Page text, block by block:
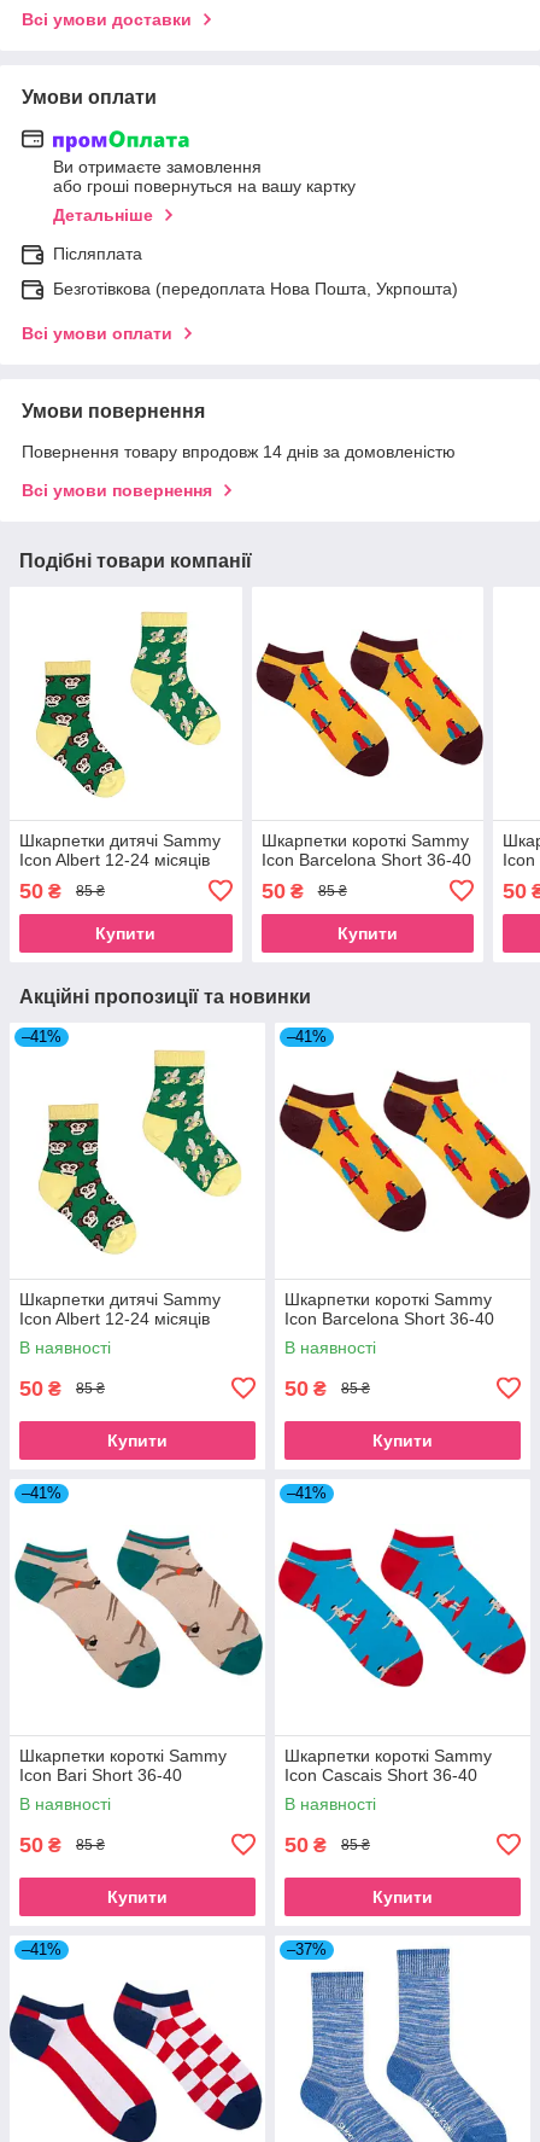
Всі умови доставки
Умови оплати
Ви отримаєте замовлення
або гроші повернуться на вашу картку
Детальніше
Післяплата
Безготівкова (передоплата Нова Пошта, Укрпошта)
Всі умови оплати
Умови повернення
Повернення товару впродовж 14 днів за домовленістю
Всі умови повернення
Подібні товари компанії
Шкарпетки дитячі Sammy
Icon Albert 12-24 місяців
50 ₴ 85 ₴
Купити
Шкарпетки короткі Sammy
Icon Barcelona Short 36-40
50₴ 85 ₴
Купити
Icon
50
Акційні пропозиції та новинки
–41%
Шкарпетки дитячі Sammy
Icon Albert 12-24 місяців
В наявності
50 ₴ 85 ₴
Купити
–41%
Шкарпетки короткі Sammy
Icon Barcelona Short 36-40
В наявності
50 ₴ 85 ₴
Купити
–41%
Шкарпетки короткі Sammy
Icon Bari Short 36-40
В наявності
50 ₴ 85 ₴
Купити
–41%
Шкарпетки короткі Sammy
Icon Cascais Short 36-40
В наявності
50 ₴ 85 ₴
Купити
–41% –37%